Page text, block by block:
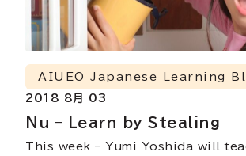
Nu – Learn by Stealing
AIUEO Japanese Learning
2018 8月 03
This week – Yumi Yoshida will